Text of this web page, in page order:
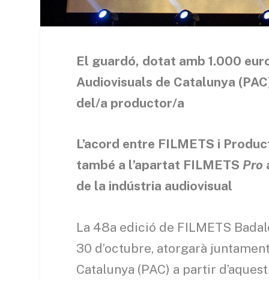
El guardó, dotat amb 1.000
Audiovisuals de Catalunya
del/a productor/a
L’acord entre FILMETS i
també a l’apartat FILMETS Pro
de la indústria audiovisual
La 48a edició de FILMETS
30 d’octubre, atorgarà
Catalunya (PAC) a partir